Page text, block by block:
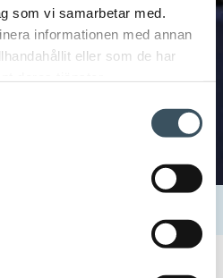
som vi samarbetar med.
informationen med annan
eller som de har